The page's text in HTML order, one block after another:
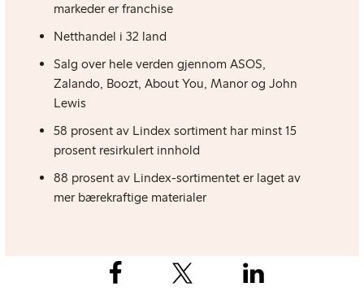
markeder er franchise
Netthandel i 32 land
Salg over hele verden gjennom ASOS,
Zalando, Boozt, About You, Manor og John
Lewis
58 prosent av Lindex sortiment har minst 15
prosent resirkulert innhold
88 prosent av Lindex-sortimentet er laget av
mer bærekraftige materialer